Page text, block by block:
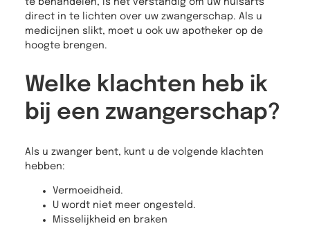
te behandelen, is het verstandig om uw huisarts
direct in te lichten over uw zwangerschap. Als u
medicijnen slikt, moet u ook uw apotheker op de
hoogte brengen.
Welke klachten heb ik
bij een zwangerschap?
Als u zwanger bent, kunt u de volgende klachten
hebben:
Vermoeidheid.
U wordt niet meer ongesteld.
Misselijkheid en braken